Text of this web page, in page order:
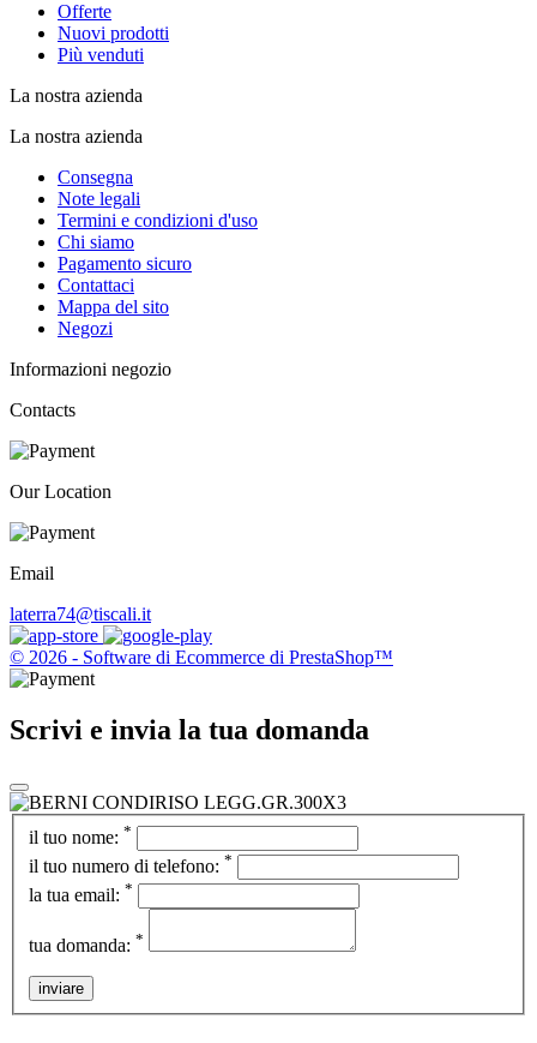
Offerte
Nuovi prodotti
Più venduti
La nostra azienda
La nostra azienda
Consegna
Note legali
Termini e condizioni d'uso
Chi siamo
Pagamento sicuro
Contattaci
Mappa del sito
Negozi
Informazioni negozio
Contacts
Our Location
Email
laterra74@tiscali.it
© 2026 - Software di Ecommerce di PrestaShop™
Scrivi e invia la tua domanda
il tuo nome: *
il tuo numero di telefono: *
la tua email: *
tua domanda: *
inviare